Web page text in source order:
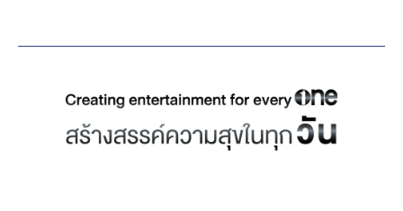
AWARDS FOR LISTED
โดย สมาคมนักวิเคราะห์การ
ลงทุน (Investment
Analysts Association –